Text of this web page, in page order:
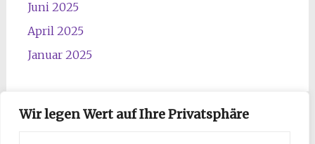
Wir legen Wert auf Ihre Privatsphäre
Juni 2025
April 2025
Januar 2025